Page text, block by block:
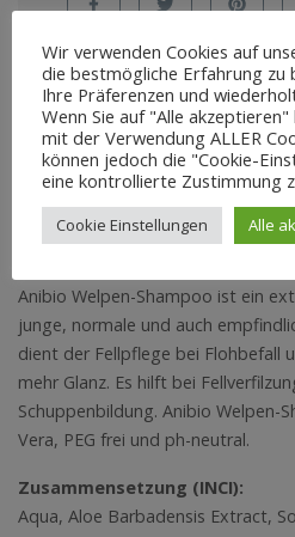
BESCHREIBUNG
Beschreibung
Anibio Welpen-Shampoo ist ein
junge, normale und auch
dient der Fellpflege bei Flohbefall
mehr Glanz. Es hilft bei
Schuppenbildung. Anibio Welpen-
Vera, PEG frei und ph-neutral.
Zusammensetzung (INCI):
Aqua, Aloe Barbadensis Extract,
Wir verwenden Cookies auf
die bestmögliche Erfahrung zu
Ihre Präferenzen und
Wenn Sie auf "Alle akzeptieren"
mit der Verwendung ALLER
können jedoch die "Cookie-
eine kontrollierte Zustimmung
Cookie Einstellungen Alle